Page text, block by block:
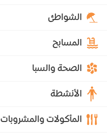
الشواطئ
المسابح
الصحة والسبا
الأنشطة
المأكولات والمشروبات